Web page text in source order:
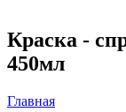
Краска -
450мл
Главная